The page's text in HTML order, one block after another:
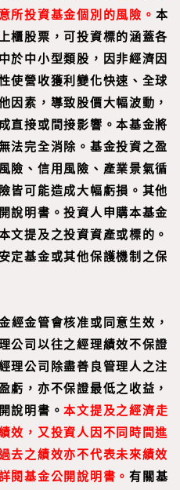
所投資基金個別的風險。 本
櫃股票，可投資標的涵蓋各
於中小型類股，因非經濟因
使營收獲利變化快速、全球
因素，導致股價大幅波動，
直接或間接影響。本基金將
法完全消除。基金投資之盈
險、信用風險、產業景氣循
皆可能造成大幅虧損。其他
說明書。投資人申購本基金
文提及之投資資產或標的。
定基金或其他保護機制之保
經金管會核准或同意生效，
公司以往之經理績效不保證
理公司除盡善良管理人之注
虧，亦不保證最低之收益，
說明書。本文提及之經濟走
效，又投資人因不同時間進
去之績效亦不代表未來績效
閱基金公開說明書。有關基